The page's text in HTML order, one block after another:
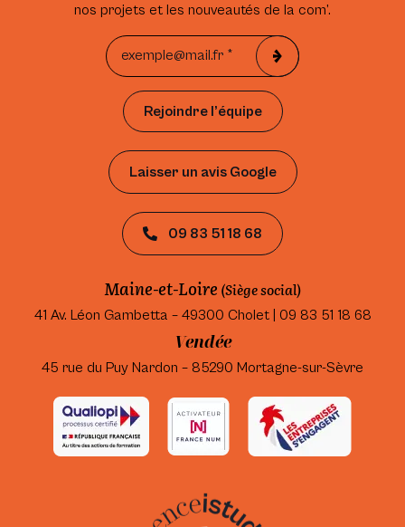
nos projets et les nouveautés de la com’.
Rejoindre l’équipe
Laisser un avis Google
09 83 51 18 68
Maine-et-Loire (Siège social)
41 Av. Léon Gambetta – 49300 Cholet | 09 83 51 18 68
Vendée
45 rue du Puy Nardon – 85290 Mortagne-sur-Sèvre